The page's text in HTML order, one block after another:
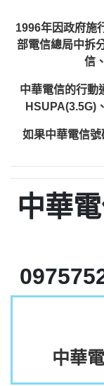
1996年因政府施
部電信總局中拆
信
中華電信的行動
HSUPA(3.5G)
如果中華電信號
中華
中華